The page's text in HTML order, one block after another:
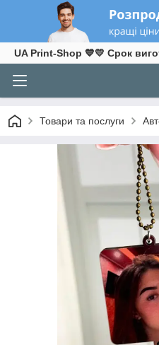
UA Print-Shop ​💙💛 Срок
Товари та послуги